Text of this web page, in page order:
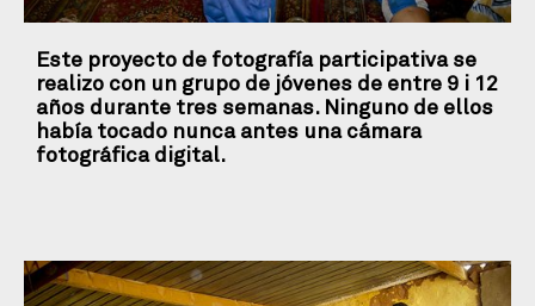
Este proyecto de fotografía participativa se
realizo con un grupo de jóvenes de entre 9 i 12
años durante tres semanas. Ninguno de ellos
había tocado nunca antes una cámara
fotográfica digital.